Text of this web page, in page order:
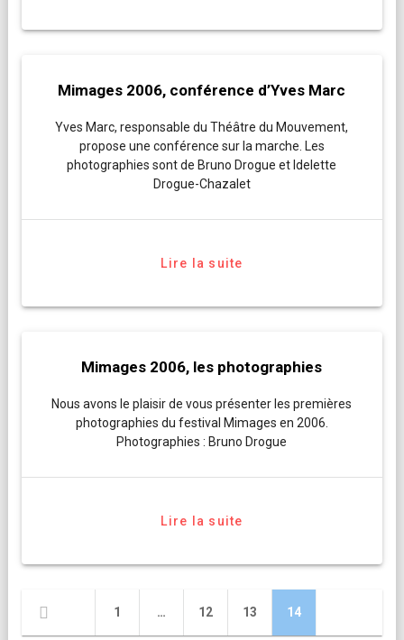
Mimages 2006, conférence d’Yves Marc
Yves Marc, responsable du Théâtre du Mouvement,
propose une conférence sur la marche. Les
photographies sont de Bruno Drogue et Idelette
Drogue-Chazalet
Lire la suite
Mimages 2006, les photographies
Nous avons le plaisir de vous présenter les premières
photographies du festival Mimages en 2006.
Photographies : Bruno Drogue
Lire la suite
des
Page
1 … Page
12 Page
13 Page
14